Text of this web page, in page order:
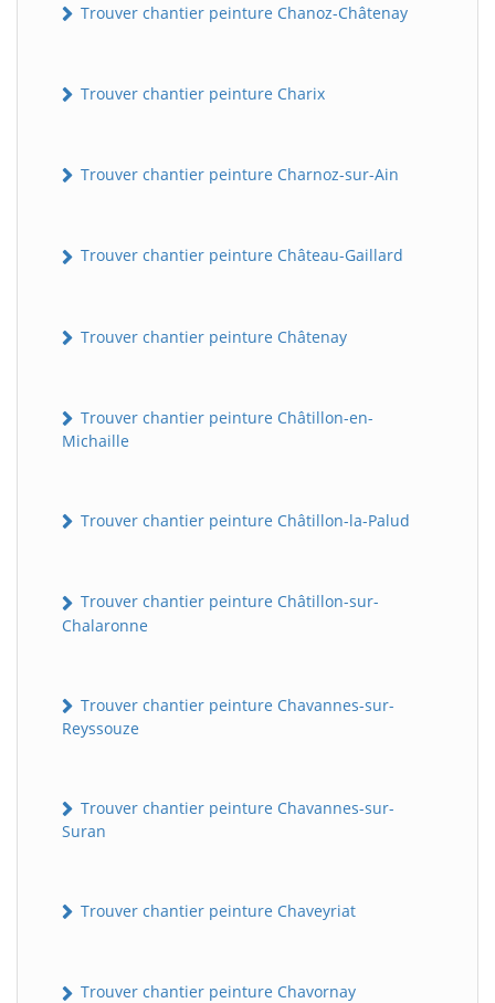
Trouver chantier peinture Chanoz-Châtenay
Trouver chantier peinture Charix
Trouver chantier peinture Charnoz-sur-Ain
Trouver chantier peinture Château-Gaillard
Trouver chantier peinture Châtenay
Trouver chantier peinture Châtillon-en-
Michaille
Trouver chantier peinture Châtillon-la-Palud
Trouver chantier peinture Châtillon-sur-
Chalaronne
Trouver chantier peinture Chavannes-sur-
Reyssouze
Trouver chantier peinture Chavannes-sur-
Suran
Trouver chantier peinture Chaveyriat
Trouver chantier peinture Chavornay